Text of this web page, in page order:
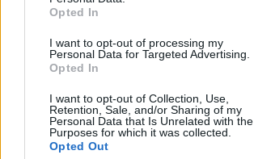
Opted In
I want to opt-out of processing my
Personal Data for Targeted Advertising.
Opted In
I want to opt-out of Collection, Use,
Retention, Sale, and/or Sharing of my
Personal Data that Is Unrelated with the
Purposes for which it was collected.
Opted Out
HIRDETÉS